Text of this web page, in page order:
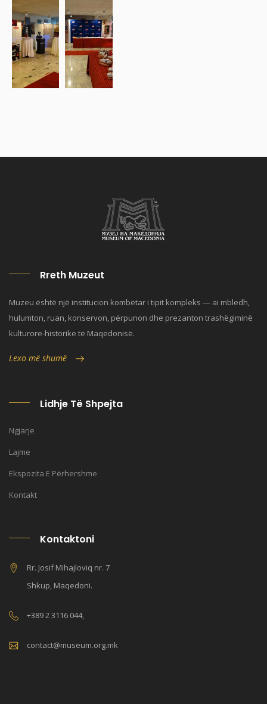
Rreth Muzeut
Muzeu është një institucion kombëtar i tipit kompleks — ai mbledh,
hulumton, ruan, konservon, përpunon dhe prezanton trashëgiminë
kulturore-historike të Maqedonisë.
Lexo më shumë
Lidhje Të Shpejta
Ngjarje
Lajme
Ekspozita E Përhershme
Kontakt
Kontaktoni
Rr. Josif Mihajloviq nr. 7
Shkup, Maqedoni.
+389 2 3116 044,
contact@museum.org.mk